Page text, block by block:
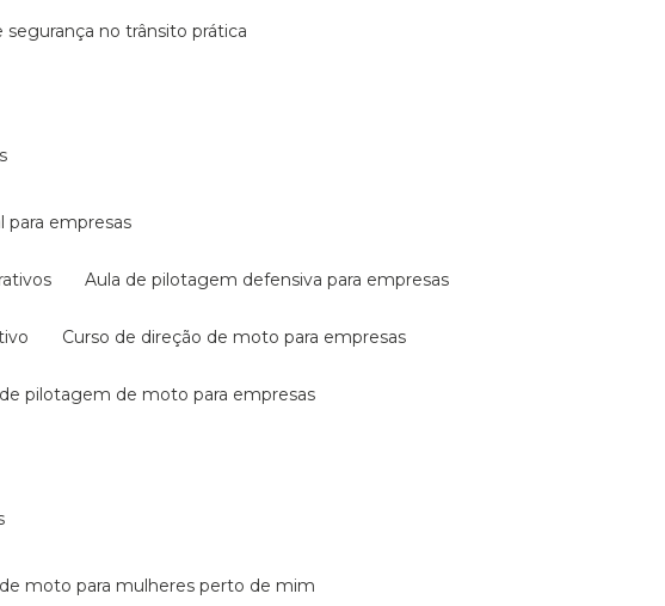
segurança no trânsito prática
para empresas
aula de pilotagem defensiva para empresas
curso de direção de moto para empresas
de pilotagem de moto para empresas
de moto para mulheres perto de mim